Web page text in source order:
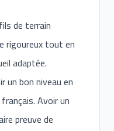
de terrain
rigoureux tout en
adaptée.
un bon niveau en
Avoir un
preuve de